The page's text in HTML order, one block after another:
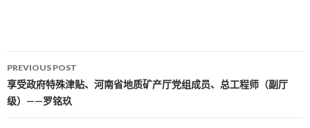
Post navigation
PREVIOUS POST
享受政府特殊津贴、河南省地质矿产厅党组成员、总工程师（副厅
级）——罗铭玖